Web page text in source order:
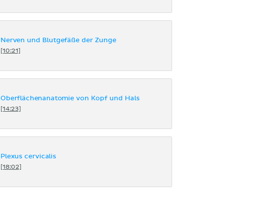
Nerven und Blutgefäße der Zunge
[10:21]
Oberflächenanatomie von Kopf und Hals
[14:23]
Plexus cervicalis
[18:02]